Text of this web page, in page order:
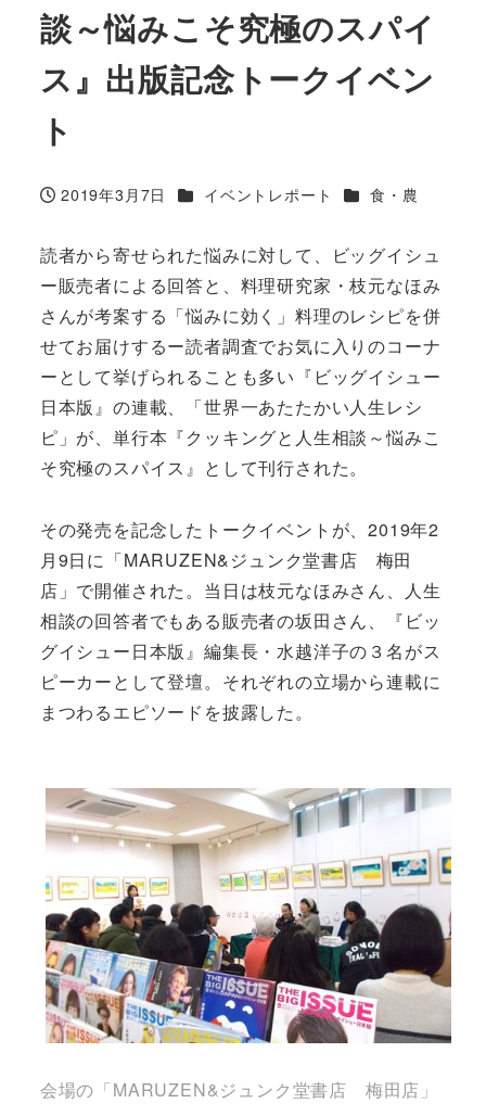
談～悩みこそ究極のスパイ
ス』出版記念トークイベン
ト
投稿日
2019年3月7日 カテゴリー
イベントレポート カテゴリー
食・農
読者から寄せられた悩みに対して、ビッグイシュ
ー販売者による回答と、料理研究家・枝元なほみ
さんが考案する「悩みに効く」料理のレシピを併
せてお届けするー読者調査でお気に入りのコーナ
ーとして挙げられることも多い『ビッグイシュー
日本版』の連載、「世界一あたたかい人生レシ
ピ」が、単行本『クッキングと人生相談～悩みこ
そ究極のスパイス』として刊行された。
その発売を記念したトークイベントが、2019年2
月9日に「MARUZEN&ジュンク堂書店 梅田
店」で開催された。当日は枝元なほみさん、人生
相談の回答者でもある販売者の坂田さん、『ビッ
グイシュー日本版』編集長・水越洋子の３名がス
ピーカーとして登壇。それぞれの立場から連載に
まつわるエピソードを披露した。
会場の「MARUZEN&ジュンク堂書店 梅田店」